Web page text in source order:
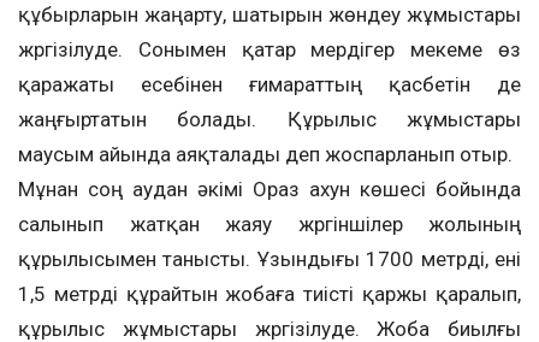
құбырларын жаңарту, шатырын жөндеу жұмыстары
жүргізілуде. Сонымен қатар мердігер мекеме өз
қаражаты есебінен ғимараттың қасбетін де
жаңғыртатын болады. Құрылыс жұмыстары
маусым айында аяқталады деп жоспарланып отыр.
Мұнан соң аудан әкімі Ораз ахун көшесі бойында
салынып жатқан жаяу жүргіншілер жолының
құрылысымен танысты. Ұзындығы 1700 метрді, ені
1,5 метрді құрайтын жобаға тиісті қаржы қаралып,
құрылыс жұмыстары жүргізілуде. Жоба биылғы